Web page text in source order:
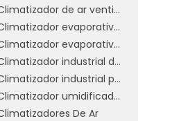
Climatizador de ar ventilador
Climatizador evaporativo de parede
Climatizador evaporativo portátil
Climatizador industrial de parede preço
Climatizador industrial preço
Climatizador umidificador industrial
De Ar